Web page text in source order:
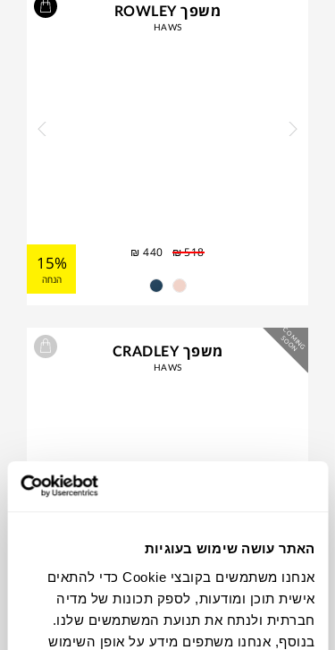
האתר עושה שימוש בעוגיות
אנחנו משתמשים בקובצי Cookie כדי להתאים
אישית תוכן ומודעות, לספק תכונות של מדיה
חברתית ולנתח את תנועת המשתמשים שלנו.
בנוסף, אנחנו משתפים מידע על אופן השימוש
משפך ROWLEY
HAWS
₪518
₪ 440
15%
הנחה
C
O
M
IN
G
S
O
O
N משפך CRADLEY
HAWS
₪464
₪394
15%
הנחה